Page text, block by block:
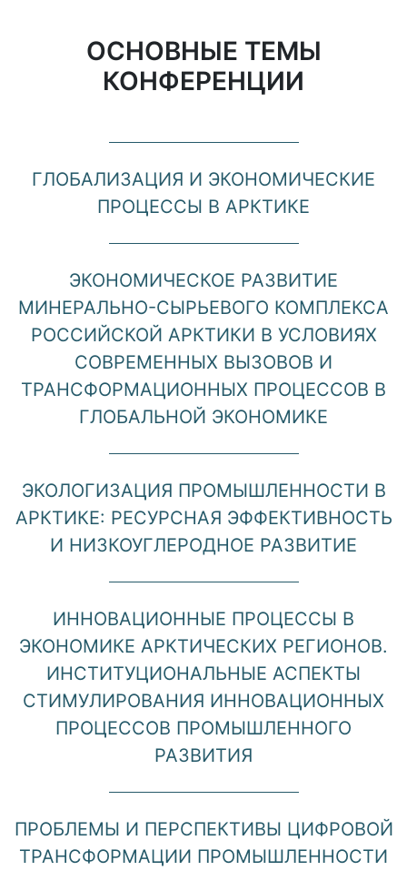
ОСНОВНЫЕ ТЕМЫ
КОНФЕРЕНЦИИ
ГЛОБАЛИЗАЦИЯ И ЭКОНОМИЧЕСКИЕ
ПРОЦЕССЫ В АРКТИКЕ
ЭКОНОМИЧЕСКОЕ РАЗВИТИЕ
МИНЕРАЛЬНО-СЫРЬЕВОГО КОМПЛЕКСА
РОССИЙСКОЙ АРКТИКИ В УСЛОВИЯХ
СОВРЕМЕННЫХ ВЫЗОВОВ И
ТРАНСФОРМАЦИОННЫХ ПРОЦЕССОВ В
ГЛОБАЛЬНОЙ ЭКОНОМИКЕ
ЭКОЛОГИЗАЦИЯ ПРОМЫШЛЕННОСТИ В
АРКТИКЕ: РЕСУРСНАЯ ЭФФЕКТИВНОСТЬ
И НИЗКОУГЛЕРОДНОЕ РАЗВИТИЕ
ИННОВАЦИОННЫЕ ПРОЦЕССЫ В
ЭКОНОМИКЕ АРКТИЧЕСКИХ РЕГИОНОВ.
ИНСТИТУЦИОНАЛЬНЫЕ АСПЕКТЫ
СТИМУЛИРОВАНИЯ ИННОВАЦИОННЫХ
ПРОЦЕССОВ ПРОМЫШЛЕННОГО
РАЗВИТИЯ
ПРОБЛЕМЫ И ПЕРСПЕКТИВЫ ЦИФРОВОЙ
ТРАНСФОРМАЦИИ ПРОМЫШЛЕННОСТИ